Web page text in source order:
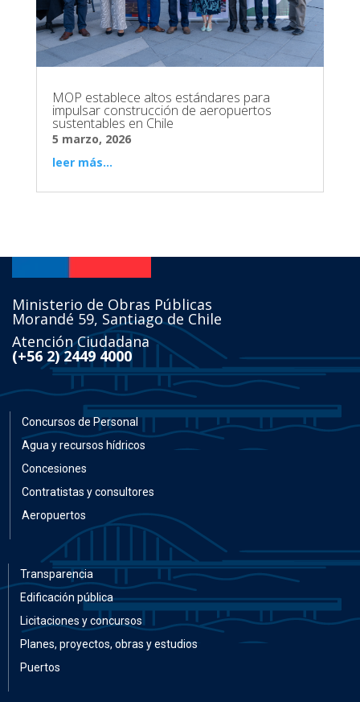
MOP establece altos estándares para
impulsar construcción de aeropuertos
sustentables en Chile
5 marzo, 2026
leer más...
Ministerio de Obras Públicas
Morandé 59, Santiago de Chile
Atención Ciudadana
(+56 2) 2449 4000
Concursos de Personal
Agua y recursos hídricos
Concesiones
Contratistas y consultores
Aeropuertos
Transparencia
Edificación pública
Licitaciones y concursos
Planes, proyectos, obras y estudios
Puertos